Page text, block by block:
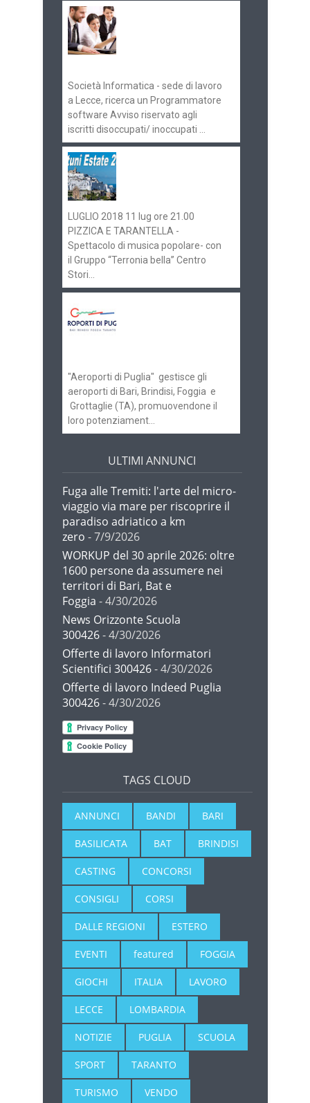
Società Informatica - sede di lavoro
a Lecce, ricerca un Programmatore
software Avviso riservato agli
iscritti disoccupati/ inoccupati ...
LUGLIO 2018 11 lug ore 21.00
PIZZICA E TARANTELLA -
Spettacolo di musica popolare- con
il Gruppo “Terronia bella” Centro
Stori...
"Aeroporti di Puglia" gestisce gli
aeroporti di Bari, Brindisi, Foggia e
Grottaglie (TA), promuovendone il
loro potenziament...
ULTIMI ANNUNCI
Fuga alle Tremiti: l'arte del micro-
viaggio via mare per riscoprire il
paradiso adriatico a km
zero - 7/9/2026
WORKUP del 30 aprile 2026: oltre
1600 persone da assumere nei
territori di Bari, Bat e
Foggia - 4/30/2026
News Orizzonte Scuola
300426- 4/30/2026
Offerte di lavoro Informatori
Scientifici 300426- 4/30/2026
Offerte di lavoro Indeed Puglia
300426- 4/30/2026
TAGS CLOUD
ANNUNCI BANDI BARI
BASILICATA BAT BRINDISI
CASTING CONCORSI
CONSIGLI CORSI
DALLE REGIONI ESTERO
EVENTI featured FOGGIA
GIOCHI ITALIA LAVORO
LECCE LOMBARDIA
NOTIZIE PUGLIA SCUOLA
SPORT TARANTO
TURISMO VENDO